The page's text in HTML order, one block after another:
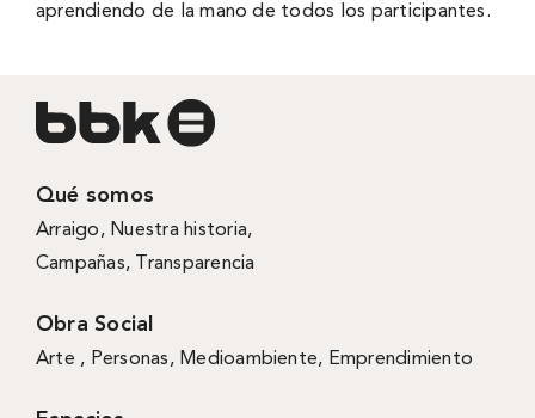
aprendiendo de la mano de todos los participantes.
Qué somos
Arraigo, Nuestra historia,
Campañas, Transparencia
Obra Social
Arte , Personas, Medioambiente, Emprendimiento